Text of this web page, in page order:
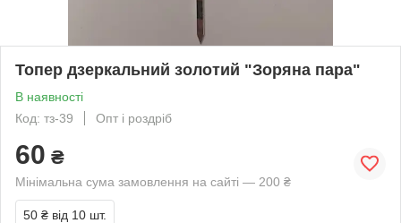
Топер дзеркальний золотий "Зоряна пара"
В наявності
Код: тз-39
Опт і роздріб
60 ₴
Мінімальна сума замовлення на сайті — 200 ₴
50 ₴ від 10 шт.